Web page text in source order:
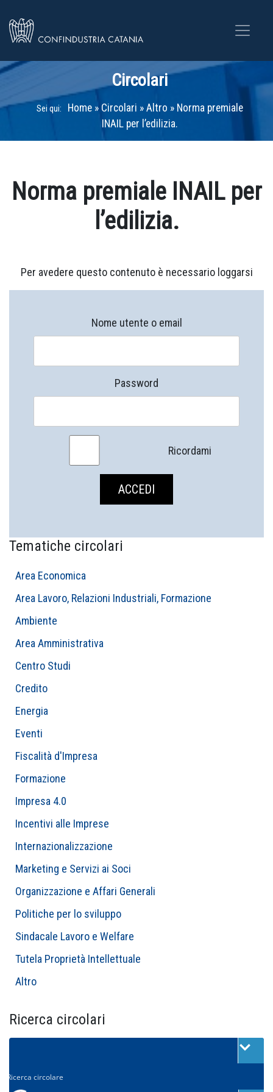
Circolari
Sei qui: Home» Circolari » Altro » Norma premiale
INAIL per l’edilizia.
Norma premiale INAIL per
l’edilizia.
Per avedere questo contenuto è necessario loggarsi
Nome utente o email
Password
Ricordami
Tematiche circolari
Area Economica
Area Lavoro, Relazioni Industriali, Formazione
Ambiente
Area Amministrativa
Centro Studi
Credito
Energia
Eventi
Fiscalità d'Impresa
Formazione
Impresa 4.0
Incentivi alle Imprese
Internazionalizzazione
Marketing e Servizi ai Soci
Organizzazione e Affari Generali
Politiche per lo sviluppo
Sindacale Lavoro e Welfare
Tutela Proprietà Intellettuale
Altro
Ricerca circolari